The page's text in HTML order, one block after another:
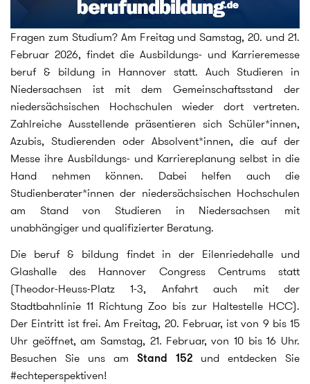
Fragen zum Studium? Am Freitag und Samstag, 20. und 21.
Februar 2026, findet die Ausbildungs- und Karrieremesse
beruf & bildung in Hannover statt. Auch Studieren in
Niedersachsen ist mit dem Gemeinschaftsstand der
niedersächsischen Hochschulen wieder dort vertreten.
Zahlreiche Ausstellende präsentieren sich Schüler*innen,
Azubis, Studierenden oder Absolvent*innen, die auf der
Messe ihre Ausbildungs- und Karriereplanung selbst in die
Hand nehmen können. Dabei helfen auch die
Studienberater*innen der niedersächsischen Hochschulen
am Stand von Studieren in Niedersachsen mit
unabhängiger und qualifizierter Beratung.
Die beruf & bildung findet in der Eilenriedehalle und
Glashalle des Hannover Congress Centrums statt
(Theodor-Heuss-Platz 1-3, Anfahrt auch mit der
Stadtbahnlinie 11 Richtung Zoo bis zur Haltestelle HCC).
Der Eintritt ist frei. Am Freitag, 20. Februar, ist von 9 bis 15
Uhr geöffnet, am Samstag, 21. Februar, von 10 bis 16 Uhr.
Besuchen Sie uns am Stand 152 und entdecken Sie
#echteperspektiven!